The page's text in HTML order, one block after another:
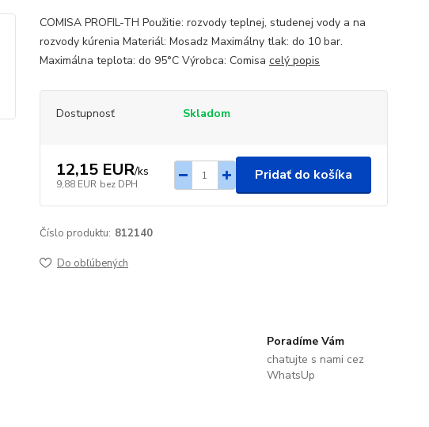
COMISA PROFIL-TH Použitie: rozvody teplnej, studenej vody a na
rozvody kúrenia Materiál: Mosadz Maximálny tlak: do 10 bar.
Maximálna teplota: do 95°C Výrobca: Comisa celý popis
Dostupnosť Skladom
12,15 EUR/ks
9,88 EUR bez DPH
Pridať do košíka
Číslo produktu: 812140
Do obľúbených
Poradíme Vám
chatujte s nami cez
WhatsUp